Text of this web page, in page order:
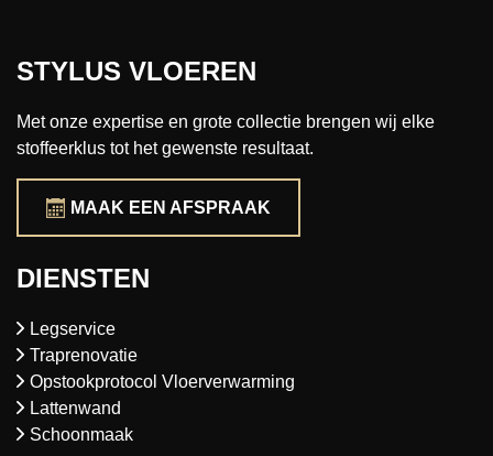
STYLUS VLOEREN
Met onze expertise en grote collectie brengen wij elke
stoffeerklus tot het gewenste resultaat.
MAAK EEN AFSPRAAK
DIENSTEN
Legservice
Traprenovatie
Opstookprotocol Vloerverwarming
Lattenwand
Schoonmaak